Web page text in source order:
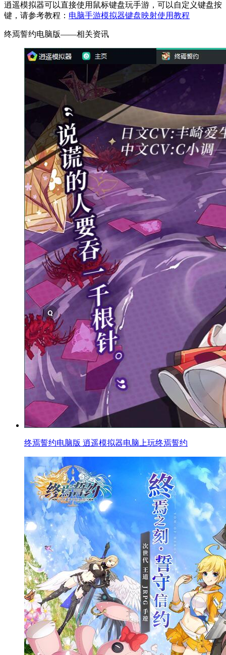
逍遥模拟器可以直接使用鼠标键盘玩手游，可以自定义键盘按
键，请参考教程： 电脑手游模拟器键盘映射使用教程
终焉誓约电脑版——相关资讯
终焉誓约电脑版 逍遥模拟器电脑上玩终焉誓约